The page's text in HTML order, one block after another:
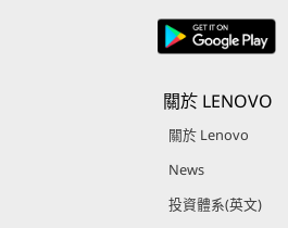
關於 LENOVO
關於 Lenovo
News
投資體系(英文)